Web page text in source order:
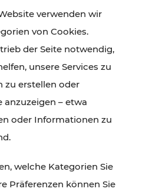
verwenden wir
von Cookies.
der Seite notwendig,
unsere Services zu
zu erstellen oder
– etwa
oder Informationen zu
welche Kategorien Sie
Präferenzen können Sie